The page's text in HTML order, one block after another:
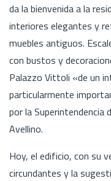
da la bienvenida a la
interiores elegantes y
muebles antiguos.
con bustos y
Palazzo Vittoli «de un
particularmente
por la Superintendencia
Avellino.
Hoy, el edificio, con su
circundantes y la